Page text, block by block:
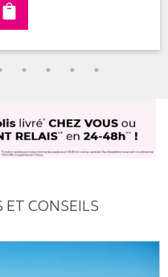
CONSEILS